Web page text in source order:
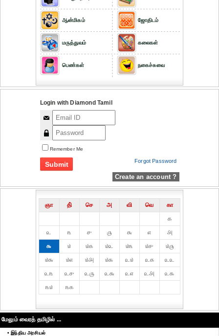
ஆன்மிகம்
மருத்துவம்
பெண்கள்
ஜோதிடம்
கலைகள்
நகைச்சுவை
Login with Diamond Tamil
Remember Me
Forgot Password
Create an account ?
ஞா தி் செ அ வி வெ
கா
௧
௨
௩ ௪ ௫ ௬ ௭
௮
௯
௰ ௰௧ ௰௨ ௰௩ ௰௪
௰௫
௰௬
௰௭ ௰௮ ௰௯ ௨௰ ௨௧
௨௨
௨௩
௨௪ ௨௫ ௨௬ ௨௭ ௨௮
௨௯
௩௰
௩௧
மேலும் வைரத் தமிழில் ...
• இந்திய அரசியல்